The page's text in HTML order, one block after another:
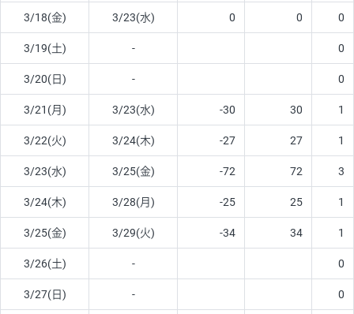
3/18(金) 3/23(水) 0 0 0
3/19(土) - 0
3/20(日) - 0
3/21(月) 3/23(水) -30 30 1
3/22(火) 3/24(木) -27 27 1
3/23(水) 3/25(金) -72 72 3
3/24(木) 3/28(月) -25 25 1
3/25(金) 3/29(火) -34 34 1
3/26(土) - 0
3/27(日) - 0